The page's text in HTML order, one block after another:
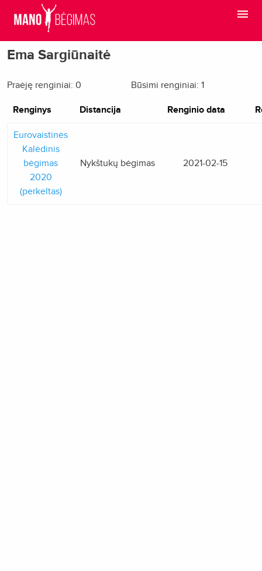
Ema Sargiūnaitė
Praėję renginiai: 0 Būsimi renginiai: 1
Renginys Distancija Renginio data
Eurovaistinės
Kalėdinis
bėgimas
2020
(perkeltas)
Nykštukų bėgimas 2021-02-15